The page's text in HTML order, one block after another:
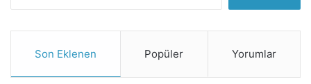
Son Eklenen Popüler Yorumlar